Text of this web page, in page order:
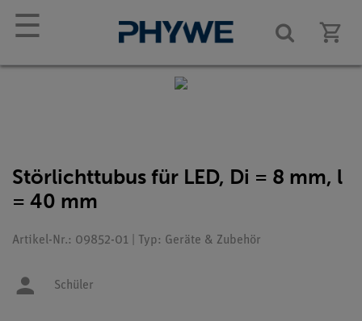
☰
Störlichttubus für LED, Di = 8 mm, l
= 40 mm
Artikel-Nr.: 09852-01 | Typ: Geräte & Zubehör
Schüler